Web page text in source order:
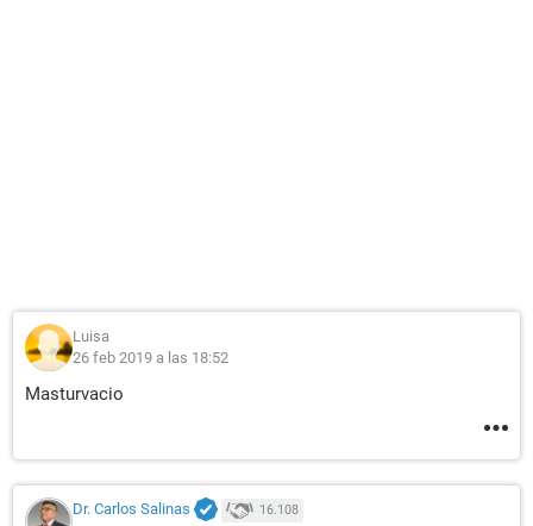
Luisa
26 feb 2019 a las 18:52
Masturvacio
Dr. Carlos Salinas 16.108